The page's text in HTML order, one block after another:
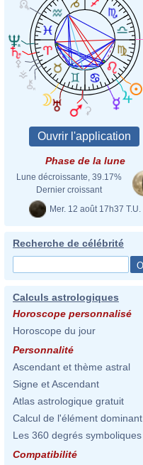
Phase de la lune
Lune décroissante, 39.17%
Dernier croissant
Mer. 12 août 17h37 T.U.
Recherche de célébrité
Calculs astrologiques
Horoscope personnalisé
Horoscope du jour
Personnalité
Ascendant et thème astral
Signe et Ascendant
Atlas astrologique gratuit
Calcul de l'élément dominant
Les 360 degrés symboliques
Compatibilité